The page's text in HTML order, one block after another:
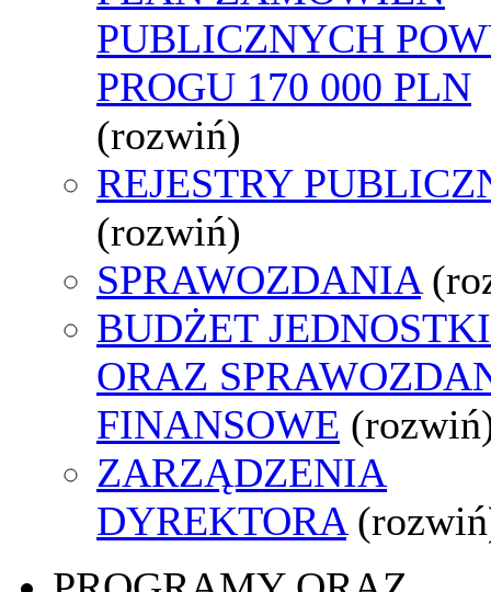
PUBLICZNYCH
PROGU 170 000 PLN
(rozwiń)
REJESTRY
(rozwiń)
SPRAWOZDANIA
BUDŻET JEDNOSTKI
ORAZ
FINANSOWE
ZARZĄDZENIA
DYREKTORA